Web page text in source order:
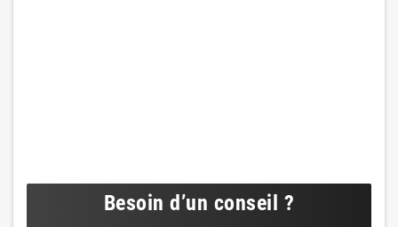
Besoin d’un conseil ?